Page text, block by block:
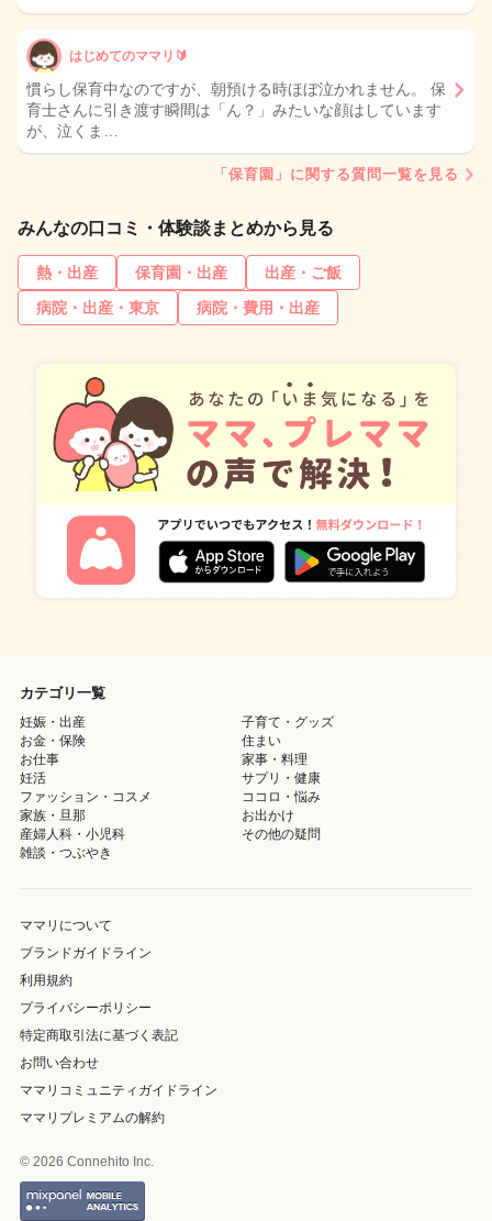
はじめてのママリ🔰
慣らし保育中なのですが、朝預ける時ほぼ泣かれません。 保
育士さんに引き渡す瞬間は「ん？」みたいな顔はしています
が、泣くま…
「保育園」に関する質問一覧を見る
みんなの口コミ・体験談まとめから見る
熱・出産 保育園・出産
出産・ご飯
病院・出産・東京
病院・費用・出産
カテゴリ一覧
妊娠・出産
子育て・グッズ
お金・保険
住まい
お仕事
家事・料理
妊活
サプリ・健康
ファッション・コスメ
ココロ・悩み
家族・旦那
お出かけ
産婦人科・小児科
その他の疑問
雑談・つぶやき
ママリについて
ブランドガイドライン
利用規約
プライバシーポリシー
特定商取引法に基づく表記
お問い合わせ
ママリコミュニティガイドライン
ママリプレミアムの解約
© 2026 Connehito Inc.